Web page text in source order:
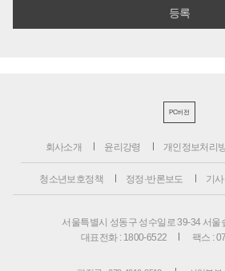
PC버전
회사소개 윤리강령 개인정보처리
청소년보호정책 정정·반론보도 기
서울특별시 성동구 성수일로 39-34 서울
대표전화 : 1800-6522
팩스 :